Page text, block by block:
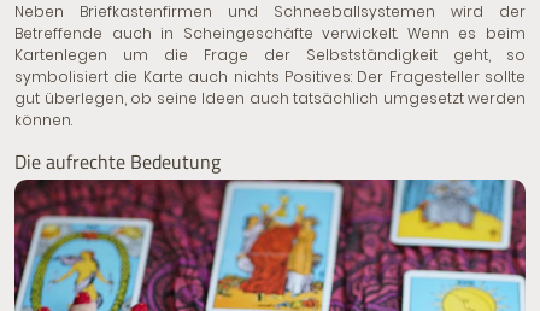
Neben Briefkastenfirmen und Schneeballsystemen wird der
Betreffende auch in Scheingeschäfte verwickelt. Wenn es beim
Kartenlegen um die Frage der Selbstständigkeit geht, so
symbolisiert die Karte auch nichts Positives: Der Fragesteller sollte
gut überlegen, ob seine Ideen auch tatsächlich umgesetzt werden
können.
Die aufrechte Bedeutung